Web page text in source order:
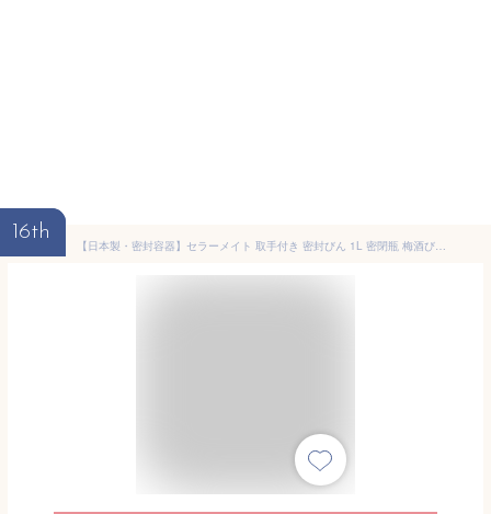
16th
【日本製・密封容器】セラーメイト 取手付き 密封びん 1L 密閉瓶 梅酒びん ガラス容器 ガラスボトル（Cellarmate・梅酒瓶・梅酒瓶・保存容器・保存ボトル・1000ml・国産・おしゃれ・シンプル・大人気・果実酒瓶・梅酒作り・密閉容器）星硝株式会社